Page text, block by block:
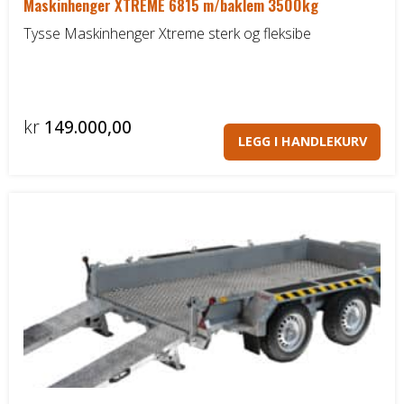
Maskinhenger XTREME 6815 m/baklem 3500kg
Tysse Maskinhenger Xtreme sterk og fleksibe
kr 149.000,00
LEGG I HANDLEKURV